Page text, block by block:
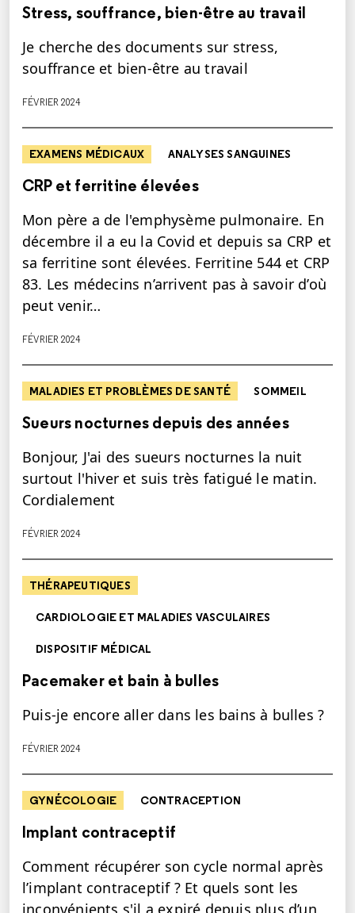
Stress, souffrance, bien-être au travail
Je cherche des documents sur stress,
souffrance et bien-être au travail
FÉVRIER 2024
EXAMENS MÉDICAUX ANALYSES SANGUINES
CRP et ferritine élevées
Mon père a de l'emphysème pulmonaire. En
décembre il a eu la Covid et depuis sa CRP et
sa ferritine sont élevées. Ferritine 544 et CRP
83. Les médecins n’arrivent pas à savoir d’où
peut venir…
FÉVRIER 2024
MALADIES ET PROBLÈMES DE SANTÉ SOMMEIL
Sueurs nocturnes depuis des années
Bonjour, J'ai des sueurs nocturnes la nuit
surtout l'hiver et suis très fatigué le matin.
Cordialement
FÉVRIER 2024
THÉRAPEUTIQUES
CARDIOLOGIE ET MALADIES VASCULAIRES
DISPOSITIF MÉDICAL
Pacemaker et bain à bulles
Puis-je encore aller dans les bains à bulles ?
FÉVRIER 2024
GYNÉCOLOGIE CONTRACEPTION
Implant contraceptif
Comment récupérer son cycle normal après
l’implant contraceptif ? Et quels sont les
inconvénients s'il a expiré depuis plus d’un